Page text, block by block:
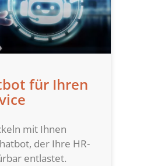
für Ihren
mit Ihnen
der Ihre HR-
entlastet.